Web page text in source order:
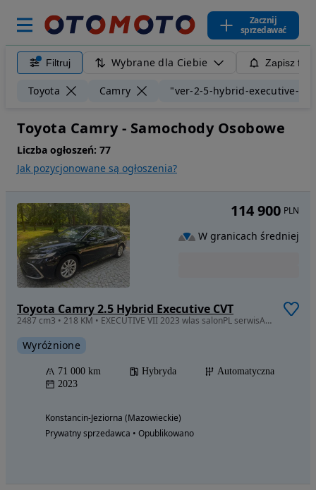
Zacznij
sprzedawać
Filtruj Wybrane dla Ciebie Zapisz
Toyota Camry "ver-2-5-hybrid-executive-
Toyota Camry - Samochody Osobowe
Liczba ogłoszeń: 77
Jak pozycjonowane są ogłoszenia?
Toyota Camry 2.5 Hybrid Executive CVT
2487 cm3 • 218 KM • EXECUTIVE VII 2023 wlas salonPL serwisASO bezwypadko gwarancja FV23
Wyróżnione
71 000 km Hybryda
Automatyczna
2023
Konstancin-Jeziorna (Mazowieckie)
Prywatny sprzedawca • Opublikowano
114 900 PLN
W granicach średniej